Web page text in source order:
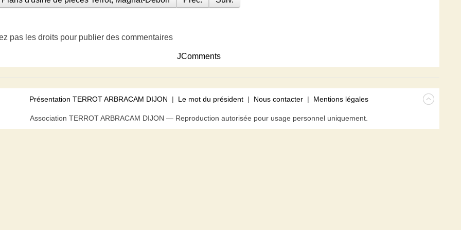
pas les droits pour publier des commentaires
JComments
Présentation TERROT ARBRACAM DIJON | Le mot du président | Nous contacter | Mentions légales
Association TERROT ARBRACAM DIJON — Reproduction autorisée pour usage personnel uniquement.